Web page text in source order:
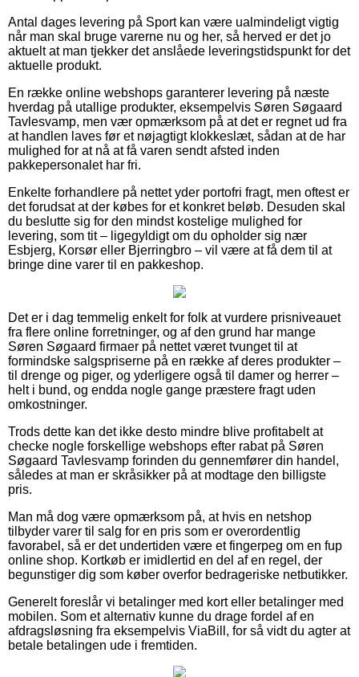
Antal dages levering på Sport kan være ualmindeligt vigtig
når man skal bruge varerne nu og her, så herved er det jo
aktuelt at man tjekker det anslåede leveringstidspunkt for det
aktuelle produkt.
En række online webshops garanterer levering på næste
hverdag på utallige produkter, eksempelvis Søren Søgaard
Tavlesvamp, men vær opmærksom på at det er regnet ud fra
at handlen laves før et nøjagtigt klokkeslæt, sådan at de har
mulighed for at nå at få varen sendt afsted inden
pakkepersonalet har fri.
Enkelte forhandlere på nettet yder portofri fragt, men oftest er
det forudsat at der købes for et konkret beløb. Desuden skal
du beslutte sig for den mindst kostelige mulighed for
levering, som tit – ligegyldigt om du opholder sig nær
Esbjerg, Korsør eller Bjerringbro – vil være at få dem til at
bringe dine varer til en pakkeshop.
Det er i dag temmelig enkelt for folk at vurdere prisniveauet
fra flere online forretninger, og af den grund har mange
Søren Søgaard firmaer på nettet været tvunget til at
formindske salgspriserne på en række af deres produkter –
til drenge og piger, og yderligere også til damer og herrer –
helt i bund, og endda nogle gange præstere fragt uden
omkostninger.
Trods dette kan det ikke desto mindre blive profitabelt at
checke nogle forskellige webshops efter rabat på Søren
Søgaard Tavlesvamp forinden du gennemfører din handel,
således at man er skråsikker på at modtage den billigste
pris.
Man må dog være opmærksom på, at hvis en netshop
tilbyder varer til salg for en pris som er overordentlig
favorabel, så er det undertiden være et fingerpeg om en fup
online shop. Kortkøb er imidlertid en del af en regel, der
begunstiger dig som køber overfor bedrageriske netbutikker.
Generelt foreslår vi betalinger med kort eller betalinger med
mobilen. Som et alternativ kunne du drage fordel af en
afdragsløsning fra eksempelvis ViaBill, for så vidt du agter at
betale betalingen ude i fremtiden.